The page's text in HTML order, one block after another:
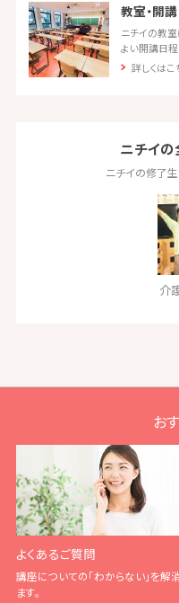
教室・開
ニチイの教
よい開講日程
詳しくはこ
ニチイの
ニチイの修了
介
お
よくあるご質問
講座についての「わからない」を解
ます。